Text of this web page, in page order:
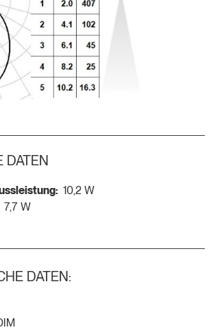
DATEN
10,2 W
7,7 W
DATEN: